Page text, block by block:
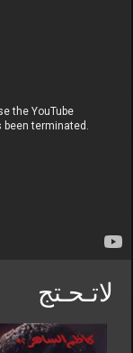
لاتـحـتج